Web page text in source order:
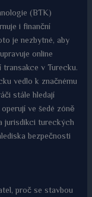
(BTK)
i finanční
je nezbytné, aby
online
v Turecku.
vedlo k značnému
stále hledají
ve šedé zóně
jurisdikci tureckých
bezpečnosti
proč se stavbou